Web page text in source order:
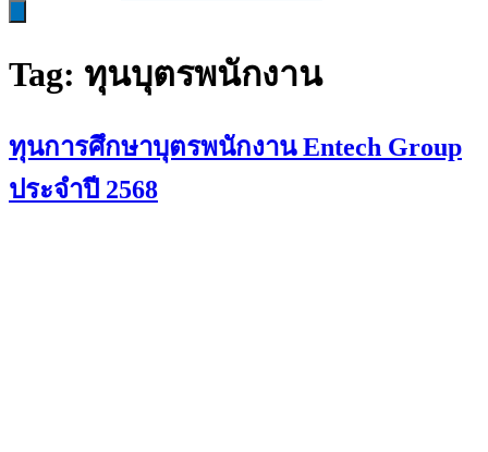
Tag: ทุนบุตรพนักงาน
ทุนการศึกษาบุตรพนักงาน Entech Group
ประจำปี 2568